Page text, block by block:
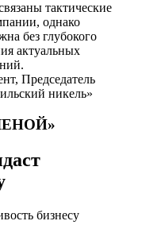
тактические
однако
без глубокого
актуальных
Председатель
никель»